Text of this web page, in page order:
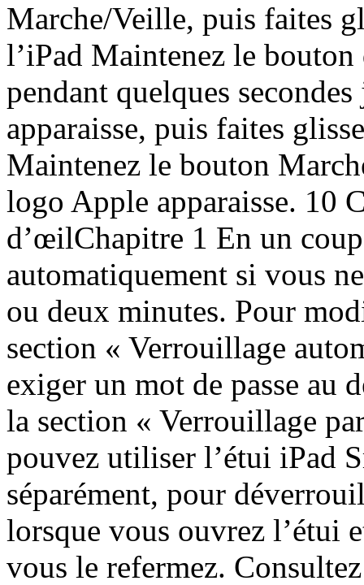
Marche/Veille, puis faites
l’iPad Maintenez le
pendant quelques
apparaisse, puis faites
Maintenez le bouton
logo Apple apparaisse. 10
d’œilChapitre 1 En un
automatiquement si vous
ou deux minutes. Pour
section « Verrouillage
exiger un mot de passe au
la section « Verrouillage
pouvez utiliser l’étui iPad
séparément, pour
lorsque vous ouvrez l’étui
vous le refermez.